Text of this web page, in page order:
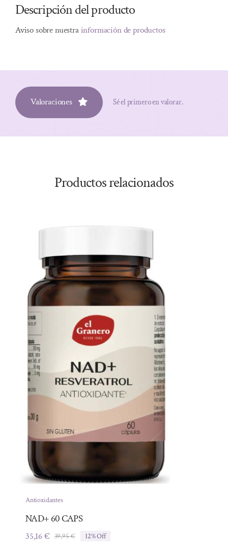
Descripción del producto
Aviso sobre nuestrainformación de productos
Valoraciones Sé el primero en valorar.
Productos relacionados
Antioxidantes
NAD+ 60 CAPS
39,95€El
35,16€
El
12% Off